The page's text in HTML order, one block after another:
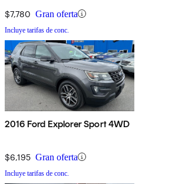
$7,780 Gran oferta
Incluye tarifas de conc.
2016 Ford Explorer Sport 4WD
$6,195 Gran oferta
Incluye tarifas de conc.